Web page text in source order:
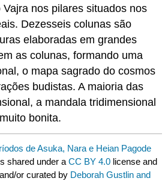
nos pilares situados nos
Dezesseis colunas são
elaboradas em grandes
as colunas, formando uma
o mapa sagrado do cosmos
budistas. A maioria das
a mandala tridimensional
bonita.
de Asuka, Nara e Heian Pagode
shared under aCC BY 4.0 license and
or curated by Deborah Gustlin and